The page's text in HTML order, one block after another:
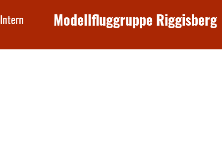
Intern Modellfluggruppe Riggisberg